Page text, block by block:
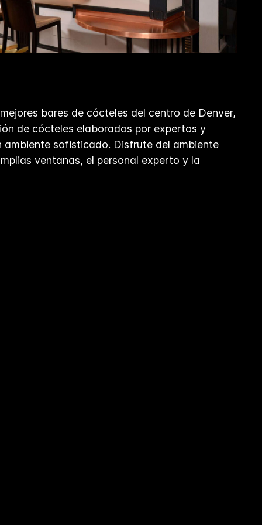
bares de cócteles del centro de Denver,
de cócteles elaborados por expertos y
ambiente sofisticado. Disfrute del ambiente
ventanas, el personal experto y la